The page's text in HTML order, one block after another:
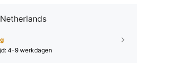
Netherlands
4-9 werkdagen